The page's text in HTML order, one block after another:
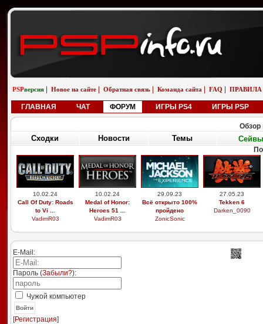
PSPверсия Новое на сайте Обратная связь Команда сайта FAQ ПРАВИЛА
ГЛАВНАЯ ЧАТ ФОРУМ ИГРЫ PS4 ИГРЫ PSP
Обзор
Сходки Новости Темы Сейвы
10.02.24
Call Of Duty: Roads
to Vi ...
VadimR03
10.02.24
Medal of Honor:
Heroes 51 ...
VadimR03
29.09.23
Всё открыто 100%
пройдено
ZonicSonic
27.05.23
Tekken 6
Darken_0090
E-Mail:
Пароль (Забыли?):
Чужой компьютер
Войти
[Регистрация]